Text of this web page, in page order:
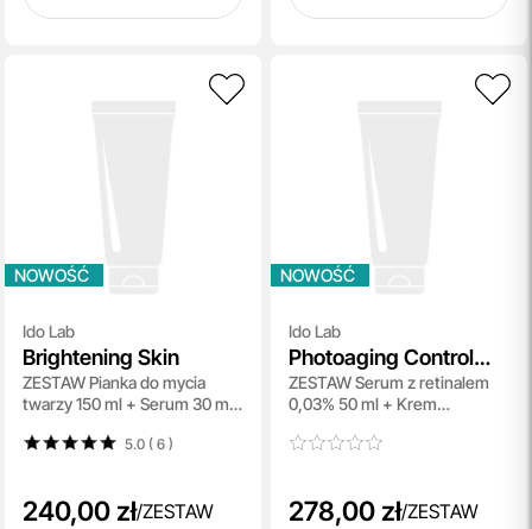
NOWOŚĆ
Ido Lab
Brightening Skin
ZESTAW Pianka do mycia
twarzy 150 ml + Serum 30 ml
5.0 ( 6)
240,00 zł/ZESTAW
NOWOŚĆ
Ido Lab
Photoaging Control
Set
ZESTAW Serum z retinalem
0,03% 50 ml + Krem
przeciwzmarszczkowy SPF
278,00 zł/ZESTAW